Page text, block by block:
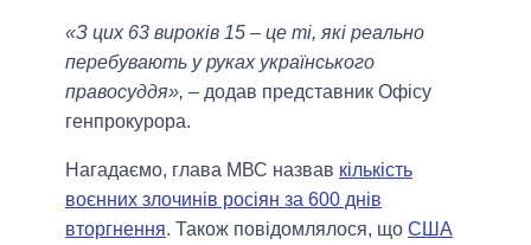
«З цих 63 вироків 15 – це ті, які реально
перебувають у руках українського
правосуддя», – додав представник Офісу
генпрокурора.
Нагадаємо, глава МВС назвав кількість
воєнних злочинів росіян за 600 днів
вторгнення. Також повідомлялося, що США